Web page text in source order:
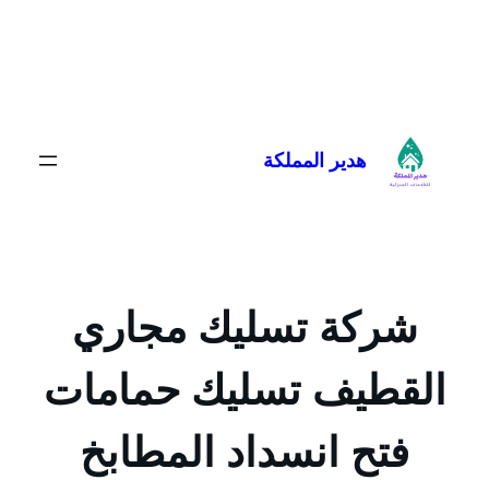
المحتوى
هدير المملكة
شركة تسليك مجاري
القطيف تسليك حمامات
فتح انسداد المطابخ